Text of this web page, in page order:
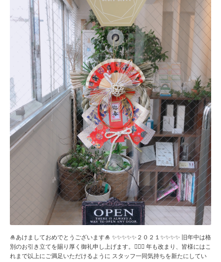
🎍あけましておめでとうございます🎍 ✨✨✨✨✨２０２１✨✨✨✨ 旧年中は格
別のお引き立てを賜り厚く御礼申し上げます。🙇‍♀️✨ 年も改まり、皆様にはこ
れまで以上にご満足いただけるように スタッフ一同気持ちを新たにしてい